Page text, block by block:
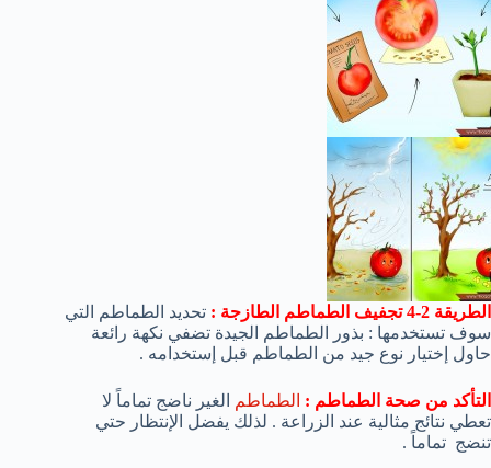
الطريقة 2-4 تجفيف الطماطم الطازجة :
تحديد الطماطم التي
سوف تستخدمها : بذور الطماطم الجيدة تضفي نكهة رائعة
حاول إختيار نوع جيد من الطماطم قبل إستخدامه .
التأكد من صحة الطماطم : الطماطم
الغير ناضج تماماً لا
تعطي نتائج مثالية عند الزراعة . لذلك يفضل الإنتظار حتي
تنضج تماماً .